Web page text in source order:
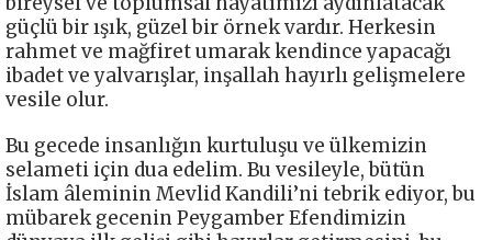
güçlü bir ışık, güzel bir örnek vardır. Herkesin
rahmet ve mağfiret umarak kendince yapacağı
ibadet ve yalvarışlar, inşallah hayırlı gelişmelere
vesile olur.
Bu gecede insanlığın kurtuluşu ve ülkemizin
selameti için dua edelim. Bu vesileyle, bütün
İslam âleminin Mevlid Kandili’ni tebrik ediyor, bu
mübarek gecenin Peygamber Efendimizin